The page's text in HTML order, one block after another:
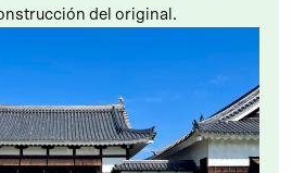
del original.